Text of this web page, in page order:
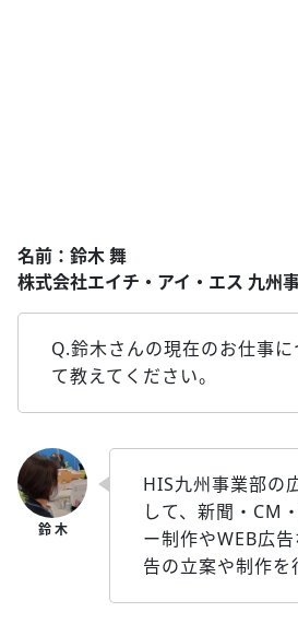
名前：鈴木 舞
株式会社エイチ・アイ・エス 九州
Q.鈴木さんの現在のお仕事に
て教えてください。
HIS九州事業部の
して、新聞・CM
ー制作やWEB広
告の立案や制作を